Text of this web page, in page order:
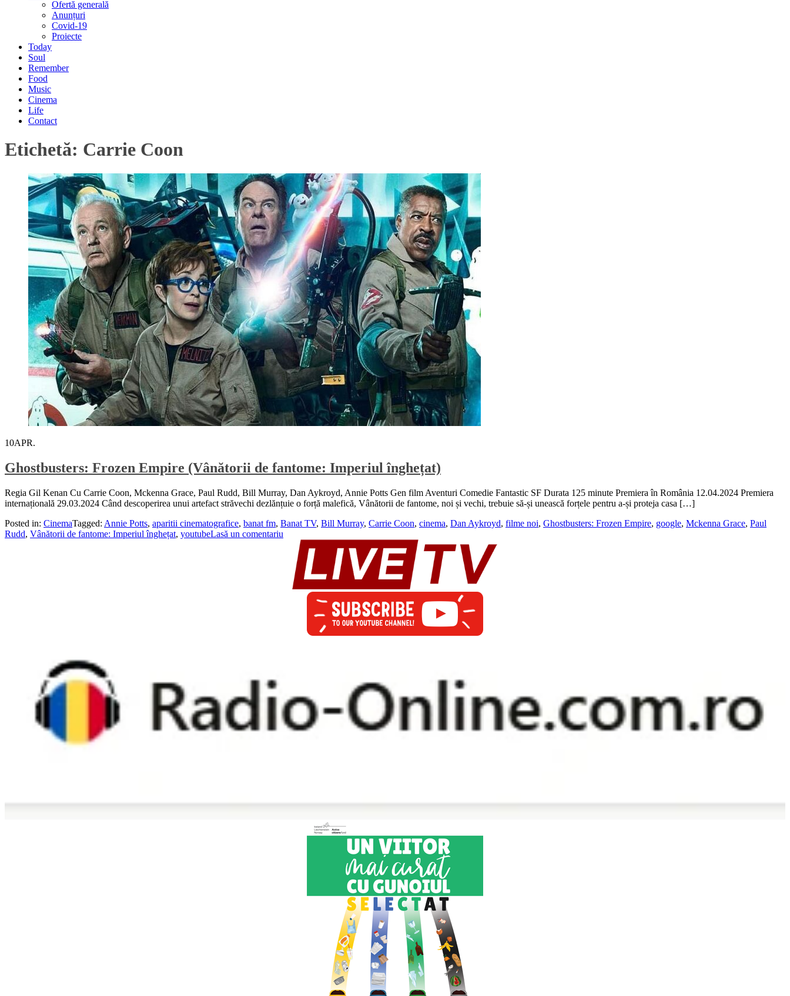
Ofertă generală
Anunțuri
Covid-19
Proiecte
Today
Soul
Remember
Food
Music
Cinema
Life
Contact
Etichetă: Carrie Coon
10APR.
Ghostbusters: Frozen Empire (Vânătorii de fantome: Imperiul înghețat)
Regia Gil Kenan Cu Carrie Coon, Mckenna Grace, Paul Rudd, Bill Murray, Dan Aykroyd, Annie Potts Gen film Aventuri Comedie Fantastic SF Durata 125 minute Premiera în România 12.04.2024 Premiera
internațională 29.03.2024 Când descoperirea unui artefact străvechi dezlănțuie o forță malefică, Vânătorii de fantome, noi și vechi, trebuie să-și unească forțele pentru a-și proteja casa […]
Posted in: CinemaTagged: Annie Potts, aparitii cinematografice, banat fm, Banat TV, Bill Murray, Carrie Coon, cinema, Dan Aykroyd, filme noi, Ghostbusters: Frozen Empire, google, Mckenna Grace, Paul
Rudd, Vânătorii de fantome: Imperiul înghețat, youtubeLasă un comentariu